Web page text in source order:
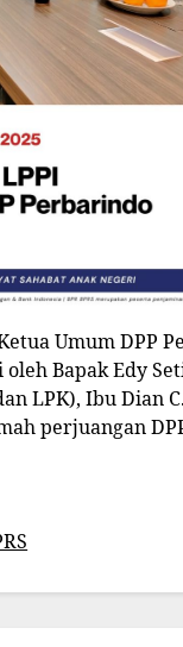
Umum
Bapak Edy
LPK), Ibu Dian
perjuangan